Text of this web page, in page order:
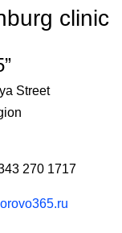
clinic
Street
270 1717